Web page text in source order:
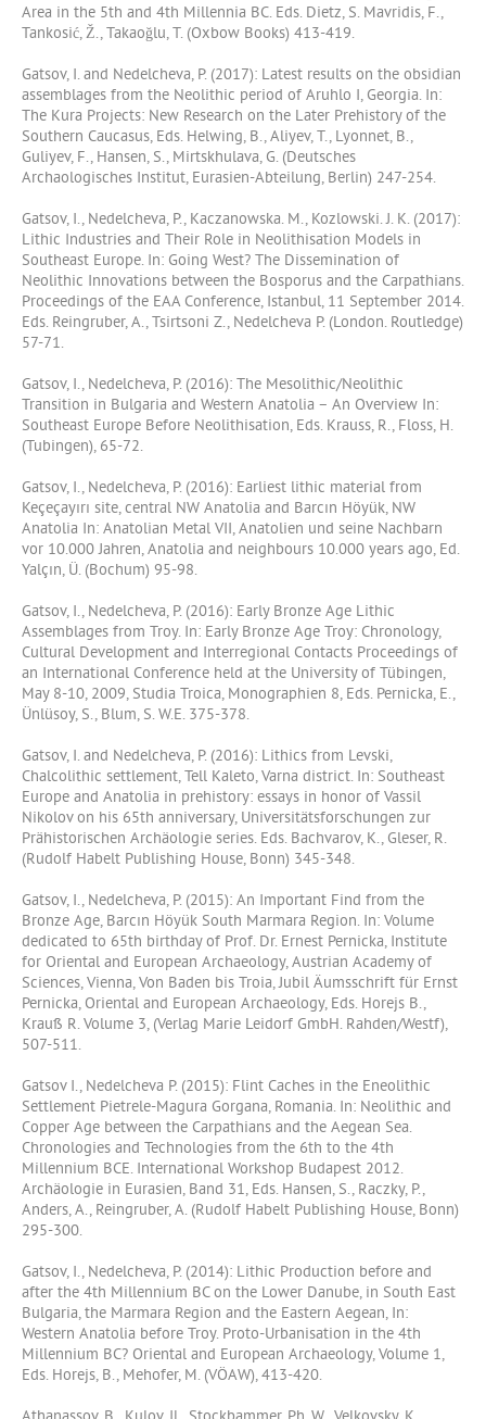
Area in the 5th and 4th Millennia BC. Eds. Dietz, S. Mavridis, F.,
Tankosić, Ž., Takaoğlu, T. (Oxbow Books) 413-419.
Gatsov, I. and Nedelcheva, P. (2017): Latest results on the obsidian
assemblages from the Neolithic period of Aruhlo I, Georgia. In:
The Kura Projects: New Research on the Later Prehistory of the
Southern Caucasus, Eds. Helwing, B., Aliyev, T., Lyonnet, B.,
Guliyev, F., Hansen, S., Mirtskhulava, G. (Deutsches
Archaologisches Institut, Eurasien-Abteilung, Berlin) 247-254.
Gatsov, I., Nedelcheva, P., Kaczanowska. M., Kozlowski. J. K. (2017):
Lithic Industries and Their Role in Neolithisation Models in
Southeast Europe. In: Going West? The Dissemination of
Neolithic Innovations between the Bosporus and the Carpathians.
Proceedings of the EAA Conference, Istanbul, 11 September 2014.
Eds. Reingruber, A., Tsirtsoni Z., Nedelcheva P. (London. Routledge)
57-71.
Gatsov, I., Nedelcheva, P. (2016): The Mesolithic/Neolithic
Transition in Bulgaria and Western Anatolia – An Overview In:
Southeast Europe Before Neolithisation, Eds. Krauss, R., Floss, H.
(Tubingen), 65-72.
Gatsov, I., Nedelcheva, P. (2016): Earliest lithic material from
Keçeçayırı site, central NW Anatolia and Barcın Höyük, NW
Anatolia In: Anatolian Metal VII, Anatolien und seine Nachbarn
vor 10.000 Jahren, Anatolia and neighbours 10.000 years ago, Ed.
Yalçın, Ü. (Bochum) 95-98.
Gatsov, I., Nedelcheva, P. (2016): Early Bronze Age Lithic
Assemblages from Troy. In: Early Bronze Age Troy: Chronology,
Cultural Development and Interregional Contacts Proceedings of
an International Conference held at the University of Tübingen,
May 8-10, 2009, Studia Troica, Monographien 8, Eds. Pernicka, E.,
Ünlüsoy, S., Blum, S. W.E. 375-378.
Gatsov, I. and Nedelcheva, P. (2016): Lithics from Levski,
Chalcolithic settlement, Tell Kaleto, Varna district. In: Southeast
Europe and Anatolia in prehistory: essays in honor of Vassil
Nikolov on his 65th anniversary, Universitätsforschungen zur
Prähistorischen Archäologie series. Eds. Bachvarov, K., Gleser, R.
(Rudolf Habelt Publishing House, Bonn) 345-348.
Gatsov, I., Nedelcheva, P. (2015): An Important Find from the
Bronze Age, Barcın Höyük South Marmara Region. In: Volume
dedicated to 65th birthday of Prof. Dr. Ernest Pernicka, Institute
for Oriental and European Archaeology, Austrian Academy of
Sciences, Vienna, Von Baden bis Troia, Jubil Äumsschrift für Ernst
Pernicka, Oriental and European Archaeology, Eds. Horejs B.,
Krauß R. Volume 3, (Verlag Marie Leidorf GmbH. Rahden/Westf),
507-511.
Gatsov I., Nedelcheva P. (2015): Flint Caches in the Eneolithic
Settlement Pietrele-Magura Gorgana, Romania. In: Neolithic and
Copper Age between the Carpathians and the Aegean Sea.
Chronologies and Technologies from the 6th to the 4th
Millennium BCE. International Workshop Budapest 2012.
Archäologie in Eurasien, Band 31, Eds. Hansen, S., Raczky, P.,
Anders, A., Reingruber, A. (Rudolf Habelt Publishing House, Bonn)
295-300.
Gatsov, I., Nedelcheva, P. (2014): Lithic Production before and
after the 4th Millennium BC on the Lower Danube, in South East
Bulgaria, the Marmara Region and the Eastern Aegean, In:
Western Anatolia before Troy. Proto-Urbanisation in the 4th
Millennium BC? Oriental and European Archaeology, Volume 1,
Eds. Horejs, B., Mehofer, M. (VÖAW), 413-420.